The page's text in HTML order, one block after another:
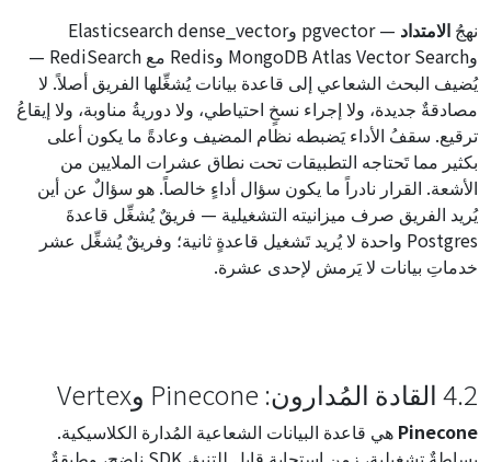
نهجُ الامتداد
— pgvector وElasticsearch dense_vector
وMongoDB Atlas Vector Search وRedis مع RediSearch —
يُضيف البحث الشعاعي إلى قاعدة بيانات يُشغِّلها الفريق أصلاً. لا
مصادقةٌ جديدة، ولا إجراء نسخٍ احتياطي، ولا دوريةُ مناوبة، ولا إيقاعُ
ترقيع. سقفُ الأداء يَضبطه نظام المضيف وعادةً ما يكون أعلى
بكثير مما تَحتاجه التطبيقات تحت نطاق عشرات الملايين من
الأشعة. القرار نادراً ما يكون سؤال أداءٍ خالصاً. هو سؤالٌ عن أين
يُريد الفريق صرف ميزانيته التشغيلية — فريقٌ يُشغِّل قاعدةَ
Postgres واحدة لا يُريد تَشغيل قاعدةٍ ثانية؛ وفريقٌ يُشغِّل عشر
خدماتِ بيانات لا يَرمش لإحدى عشرة.
4.2 القادة المُدارون: Pinecone وVertex
Pinecone هي قاعدة البيانات الشعاعية المُدارة الكلاسيكية.